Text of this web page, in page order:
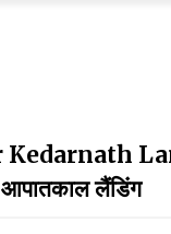
लैंडिंग